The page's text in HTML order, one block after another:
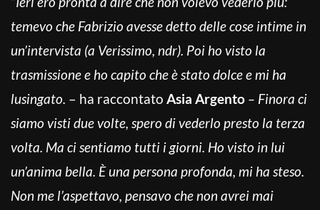
temevo che Fabrizio avesse detto delle cose intime in
un’intervista (a Verissimo, ndr). Poi ho visto la
trasmissione e ho capito che è stato dolce e mi ha
lusingato. – ha raccontato Asia Argento – Finora ci
siamo visti due volte, spero di vederlo presto la terza
volta. Ma ci sentiamo tutti i giorni. Ho visto in lui
un’anima bella. È una persona profonda, mi ha steso.
Non me l’aspettavo, pensavo che non avrei mai